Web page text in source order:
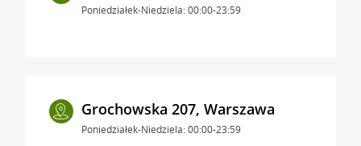
Poniedziałek-Niedziela: 00:00-23:59
Grochowska 207, Warszawa
Poniedziałek-Niedziela: 00:00-23:59